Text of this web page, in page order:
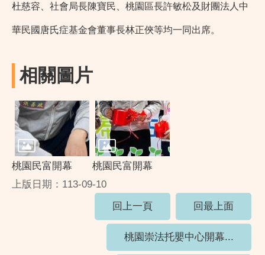
杜慈容、社會局長陳寶民、桃園區長許敏松及財團法人中
華民國唐氏症基金會董事長林正俠等均一同出席。
相關圖片
桃園民富開幕
桃園民富開幕
上版日期：113-09-10
回上一頁
回最上面
桃園崇法托嬰中心開幕...